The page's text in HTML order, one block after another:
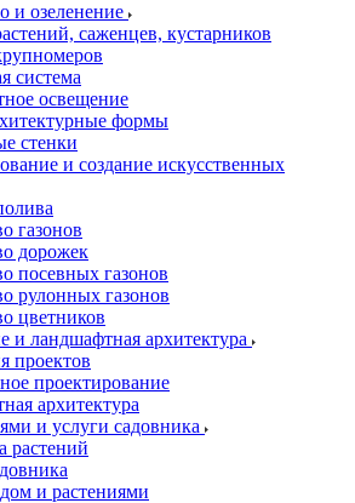
и озеленение
саженцев, кустарников
система
освещение
формы
стенки
и создание искусственных
газонов
дорожек
посевных газонов
рулонных газонов
цветников
и ландшафтная архитектура
проектов
проектирование
архитектура
и услуги садовника
растений
и растениями